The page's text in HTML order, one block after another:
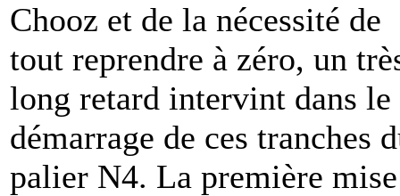
Chooz et de la nécessité de
tout reprendre à zéro, un
long retard intervint dans le
démarrage de ces tranches
palier N4. La première mise